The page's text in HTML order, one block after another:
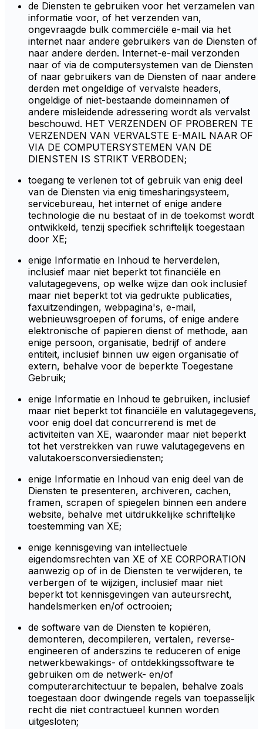
de Diensten te gebruiken voor het verzamelen van
informatie voor, of het verzenden van,
ongevraagde bulk commerciële e-mail via het
internet naar andere gebruikers van de Diensten of
naar andere derden. Internet-e-mail verzonden
naar of via de computersystemen van de Diensten
of naar gebruikers van de Diensten of naar andere
derden met ongeldige of vervalste headers,
ongeldige of niet-bestaande domeinnamen of
andere misleidende adressering wordt als vervalst
beschouwd. HET VERZENDEN OF PROBEREN TE
VERZENDEN VAN VERVALSTE E-MAIL NAAR OF
VIA DE COMPUTERSYSTEMEN VAN DE
DIENSTEN IS STRIKT VERBODEN;
toegang te verlenen tot of gebruik van enig deel
van de Diensten via enig timesharingsysteem,
servicebureau, het internet of enige andere
technologie die nu bestaat of in de toekomst wordt
ontwikkeld, tenzij specifiek schriftelijk toegestaan
door XE;
enige Informatie en Inhoud te herverdelen,
inclusief maar niet beperkt tot financiële en
valutagegevens, op welke wijze dan ook inclusief
maar niet beperkt tot via gedrukte publicaties,
faxuitzendingen, webpagina's, e-mail,
webnieuwsgroepen of forums, of enige andere
elektronische of papieren dienst of methode, aan
enige persoon, organisatie, bedrijf of andere
entiteit, inclusief binnen uw eigen organisatie of
extern, behalve voor de beperkte Toegestane
Gebruik;
enige Informatie en Inhoud te gebruiken, inclusief
maar niet beperkt tot financiële en valutagegevens,
voor enig doel dat concurrerend is met de
activiteiten van XE, waaronder maar niet beperkt
tot het verstrekken van ruwe valutagegevens en
valutakoersconversiediensten;
enige Informatie en Inhoud van enig deel van de
Diensten te presenteren, archiveren, cachen,
framen, scrapen of spiegelen binnen een andere
website, behalve met uitdrukkelijke schriftelijke
toestemming van XE;
enige kennisgeving van intellectuele
eigendomsrechten van XE of XE CORPORATION
aanwezig op of in de Diensten te verwijderen, te
verbergen of te wijzigen, inclusief maar niet
beperkt tot kennisgevingen van auteursrecht,
handelsmerken en/of octrooien;
de software van de Diensten te kopiëren,
demonteren, decompileren, vertalen, reverse-
engineeren of anderszins te reduceren of enige
netwerkbewakings- of ontdekkingssoftware te
gebruiken om de netwerk- en/of
computerarchitectuur te bepalen, behalve zoals
toegestaan door dwingende regels van toepasselijk
recht die niet contractueel kunnen worden
uitgesloten;